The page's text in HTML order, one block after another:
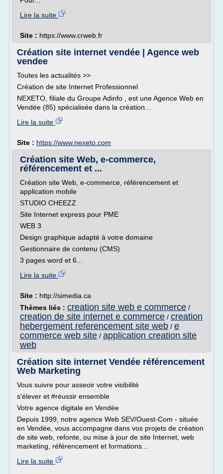
Lire la suite
Site : https://www.crweb.fr
Création site internet vendée | Agence web
vendee
Toutes les actualités >>
Création de site Internet Professionnel
NEXETO, filiale du Groupe Adinfo , est une Agence Web en
Vendée (85) spécialisée dans la création...
Lire la suite
Site : https://www.nexeto.com
Création site Web, e-commerce,
référencement et ...
Création site Web, e-commerce, référencement et
application mobile
STUDIO CHEEZZ
Site Internet express pour PME
WEB 3
Design graphique adapté à votre domaine
Gestionnaire de contenu (CMS)
3 pages word et 6...
Lire la suite
Site : http://simedia.ca
Thèmes liés : creation site web e commerce /
creation de site internet e commerce / creation
hebergement referencement site web / e
commerce web site / application creation site
web
Création site internet Vendée référencement
Web Marketing
Vous suivre pour asseoir votre visibilité
s'élever et #réussir ensemble
Votre agence digitale en Vendée
Depuis 1999, notre agence Web SEV/Ouest-Com - située
en Vendée, vous accompagne dans vos projets de création
de site web, refonte, ou mise à jour de site Internet, web
marketing, référencement et formations...
Lire la suite